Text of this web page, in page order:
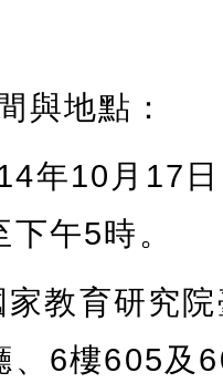
與地點：
年10 月 17
下午5時。
家教育研究
6樓605及